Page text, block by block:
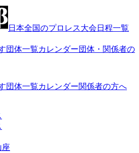
日本全国のプロレス大会日程一覧
団体一覧カレンダー団体・関係者の
団体一覧カレンダー関係者の方へ
座